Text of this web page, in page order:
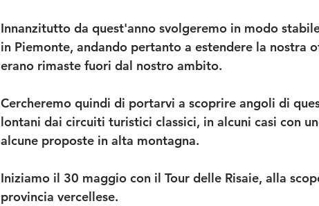
Innanzitutto da quest'anno svolgeremo in modo
in Piemonte, andando pertanto a estendere la nostra
erano rimaste fuori dal nostro ambito.
Cercheremo quindi di portarvi a scoprire angoli di
lontani dai circuiti turistici classici, in alcuni casi con
alcune proposte in alta montagna.
Iniziamo il 30 maggio con il Tour delle Risaie, alla
provincia vercellese.